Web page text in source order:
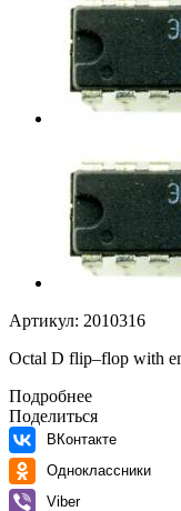
Артикул: 2010316
Octal D flip–flop with
Подробнее
Поделиться
ВКонтакте
Одноклассники
Viber